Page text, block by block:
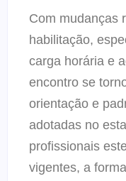
Com mudanças
habilitação,
carga horária e
encontro se
orientação e
adotadas no
profissionais
vigentes, a